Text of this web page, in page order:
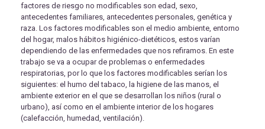
factores de riesgo no modificables son edad, sexo,
antecedentes familiares, antecedentes personales, genética y
raza. Los factores modificables son el medio ambiente, entorno
del hogar, malos hábitos higiénico-dietéticos, estos varían
dependiendo de las enfermedades que nos refiramos. En este
trabajo se va a ocupar de problemas o enfermedades
respiratorias, por lo que los factores modificables serían los
siguientes: el humo del tabaco, la higiene de las manos, el
ambiente exterior en el que se desarrollan los niños (rural o
urbano), así como en el ambiente interior de los hogares
(calefacción, humedad, ventilación).